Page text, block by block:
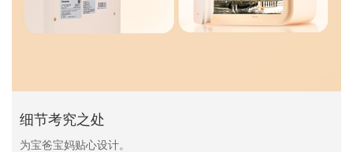
细节考究之处
为宝爸宝妈贴心设计。